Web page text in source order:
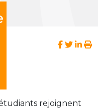
rejoignent